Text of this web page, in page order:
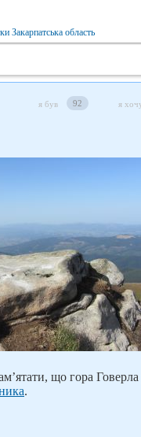
Закарпатська область
я був 92 я
що гора
.